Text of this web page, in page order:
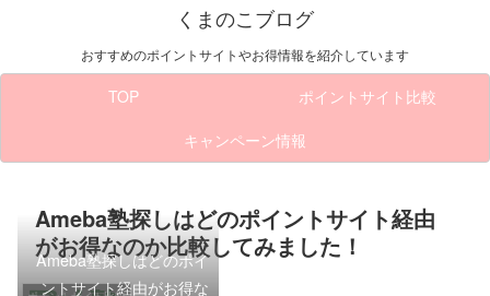
くまのこブログ
おすすめのポイントサイトやお得情報を紹介しています
TOP
ポイントサイト比較
キャンペーン情報
Ameba塾探しはどのポイントサイト経由
がお得なのか比較してみました！
Ameba塾探しはどのポイ
ントサイト経由がお得な